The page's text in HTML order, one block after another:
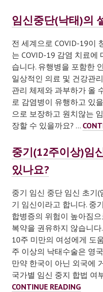
임신중단(낙태)의
전 세계으로 COVID-19이
는 COVID-19 감염 치료에
습니다. 유행병을 포함한
일상적인 의료 및 건강관
관리 체제와 과부하가 올
로 감염병이 유행하고 있
으로 보장하고 원치않는
장할 수 있을까요? …
중기(12주이상)임
있나요?
중기 임신 중단 임신 초기
기 임신이라고 합니다. 중
합병증의 위험이 높아짐
복약을 권유하지 않습니
10주 미만의 여성에게 도
주 이상의 낙태수술은 영
만약 한국이 아닌 외국에
국가별 임신 중지 합법 여
CONTINUE READING중